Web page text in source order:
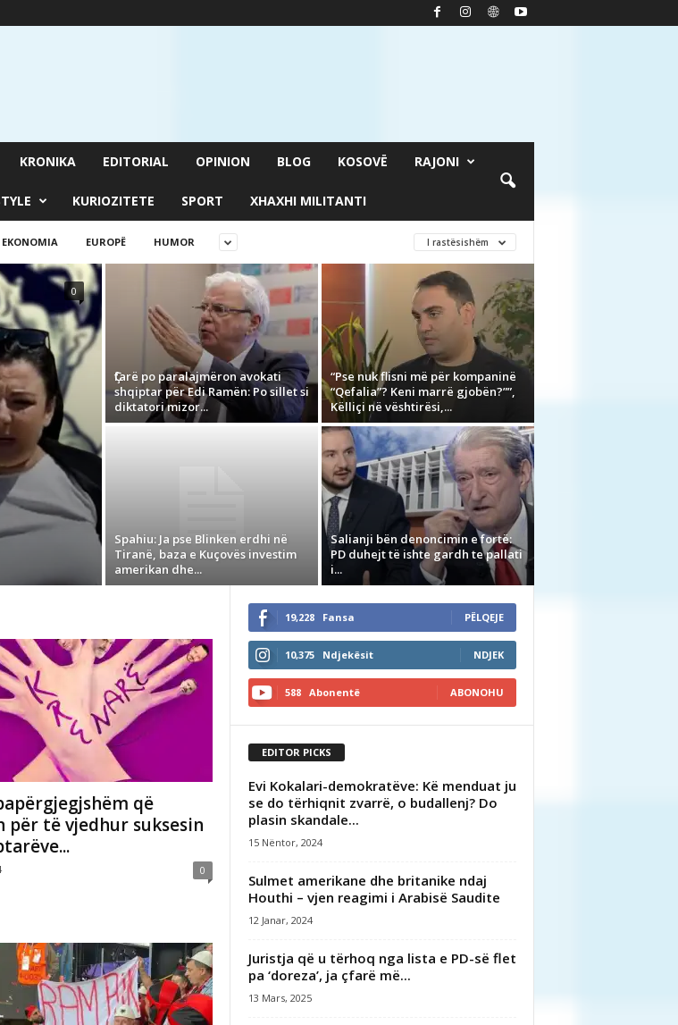
KRONIKA EDITORIAL OPINION BLOG KOSOVË RAJONI
KURIOZITETE SPORT XHAXHI MILITANTI
EKONOMIA EUROPË HUMOR I rastësishëm
0
Ҫfarë po paralajmëron avokati
shqiptar për Edi Ramën: Po sillet si
diktatori mizor...
“Pse nuk flisni më për kompaninë
“Qefalia”? Keni marrë gjobën?””,
Këlliçi në vështirësi,...
Spahiu: Ja pse Blinken erdhi në
Tiranë, baza e Kuçovës investim
amerikan dhe...
Salianji bën denoncimin e fortë:
PD duhejt të ishte gardh te pallati
i...
që
për të vjedhur suksesin
0
19,228 Fansa PËLQEJE
10,375 Ndjekësit NDJEK
588 Abonentë ABONOHU
EDITOR PICKS
Evi Kokalari-demokratëve: Kë menduat ju
se do tërhiqnit zvarrë, o budallenj? Do
plasin skandale...
15 Nëntor, 2024
Sulmet amerikane dhe britanike ndaj
Houthi – vjen reagimi i Arabisë Saudite
12 Janar, 2024
Juristja që u tërhoq nga lista e PD-së flet
pa ‘doreza’, ja çfarë më...
13 Mars, 2025